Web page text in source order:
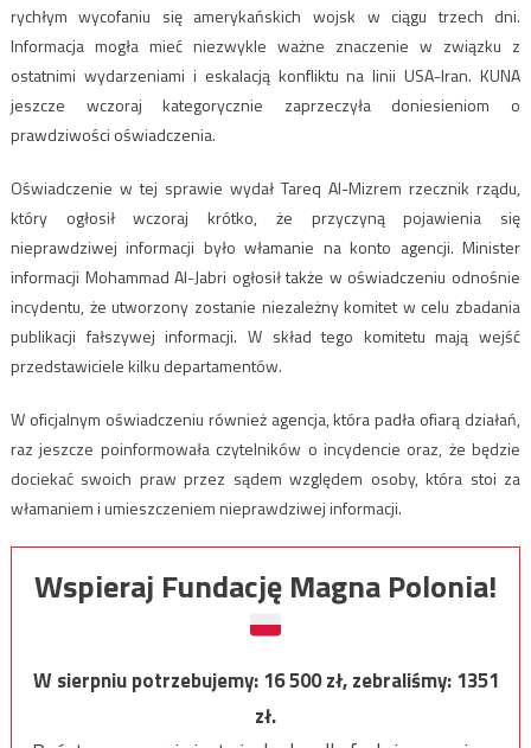
rychłym wycofaniu się amerykańskich wojsk w ciągu trzech dni.
Informacja mogła mieć niezwykle ważne znaczenie w związku z
ostatnimi wydarzeniami i eskalacją konfliktu na linii USA-Iran. KUNA
jeszcze wczoraj kategorycznie zaprzeczyła doniesieniom o
prawdziwości oświadczenia.
Oświadczenie w tej sprawie wydał Tareq Al-Mizrem rzecznik rządu,
który ogłosił wczoraj krótko, że przyczyną pojawienia się
nieprawdziwej informacji było włamanie na konto agencji. Minister
informacji Mohammad Al-Jabri ogłosił także w oświadczeniu odnośnie
incydentu, że utworzony zostanie niezależny komitet w celu zbadania
publikacji fałszywej informacji. W skład tego komitetu mają wejść
przedstawiciele kilku departamentów.
W oficjalnym oświadczeniu również agencja, która padła ofiarą działań,
raz jeszcze poinformowała czytelników o incydencie oraz, że będzie
dociekać swoich praw przez sądem względem osoby, która stoi za
włamaniem i umieszczeniem nieprawdziwej informacji.
Wspieraj Fundację Magna Polonia!
W sierpniu potrzebujemy:16 500zł, zebraliśmy:1351
zł.